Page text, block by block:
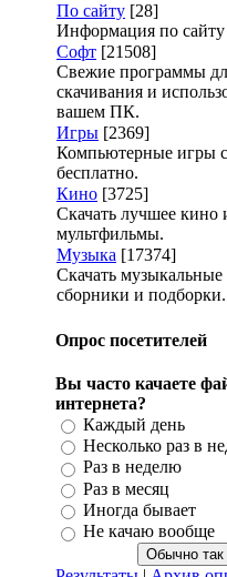
По сайту [28]
Информация по
Софт [21508]
Свежие программы
скачивания и
вашем ПК.
Игры [2369]
Компьютерные игры
бесплатно.
Кино [3725]
Скачать лучшее кино
мультфильмы.
Музыка [17374]
Скачать
сборники и подборки.
Опрос посетителей
Вы часто качаете
интернета?
Каждый день
Несколько раз в
Раз в неделю
Раз в месяц
Иногда бывает
Не качаю вообще